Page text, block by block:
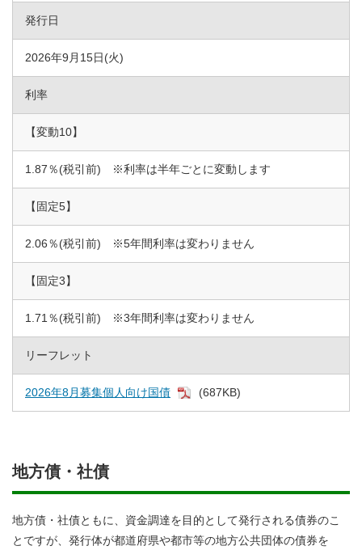
発行日
2026年9月15日(火)
利率
【変動10】
1.87％(税引前) ※利率は半年ごとに変動します
【固定5】
2.06％(税引前) ※5年間利率は変わりません
【固定3】
1.71％(税引前) ※3年間利率は変わりません
リーフレット
2026年8月募集個人向け国債 (687KB)
地方債・社債
地方債・社債ともに、資金調達を目的として発行される債券のこ
とですが、発行体が都道府県や都市等の地方公共団体の債券を